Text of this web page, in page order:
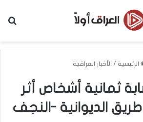
الرئيسية / الأخبار العراقية
ثمانية أشخاص أثر
الديوانية -النجف